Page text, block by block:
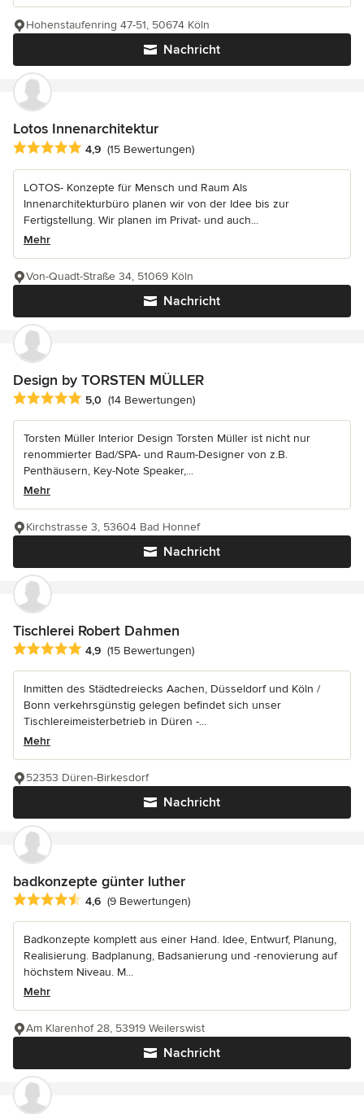
Nachricht
Hohenstaufenring 47-51, 50674 Köln
Lotos Innenarchitektur
Durchschnittliche Bewertung: 4.9 von 5 Sternen
4,9 (15 Bewertungen)
LOTOS- Konzepte für Mensch und Raum Als
Innenarchitekturbüro planen wir von der Idee bis zur
Fertigstellung. Wir planen im Privat- und auch...
Mehr
Nachricht
Von-Quadt-Straße 34, 51069 Köln
Design by TORSTEN MÜLLER
Durchschnittliche Bewertung: 5 von 5 Sternen
5,0 (14 Bewertungen)
Torsten Müller Interior Design Torsten Müller ist nicht nur
renommierter Bad/SPA- und Raum-Designer von z.B.
Penthäusern, Key-Note Speaker,...
Mehr
Nachricht
Kirchstrasse 3, 53604 Bad Honnef
Tischlerei Robert Dahmen
Durchschnittliche Bewertung: 4.9 von 5 Sternen
4,9 (15 Bewertungen)
Inmitten des Städtedreiecks Aachen, Düsseldorf und Köln /
Bonn verkehrsgünstig gelegen befindet sich unser
Tischlereimeisterbetrieb in Düren -...
Mehr
Nachricht
52353 Düren-Birkesdorf
badkonzepte günter luther
Durchschnittliche Bewertung: 4.6 von 5 Sternen
4,6 (9 Bewertungen)
Badkonzepte komplett aus einer Hand. Idee, Entwurf, Planung,
Realisierung. Badplanung, Badsanierung und -renovierung auf
höchstem Niveau. M...
Mehr
Nachricht
Am Klarenhof 28, 53919 Weilerswist